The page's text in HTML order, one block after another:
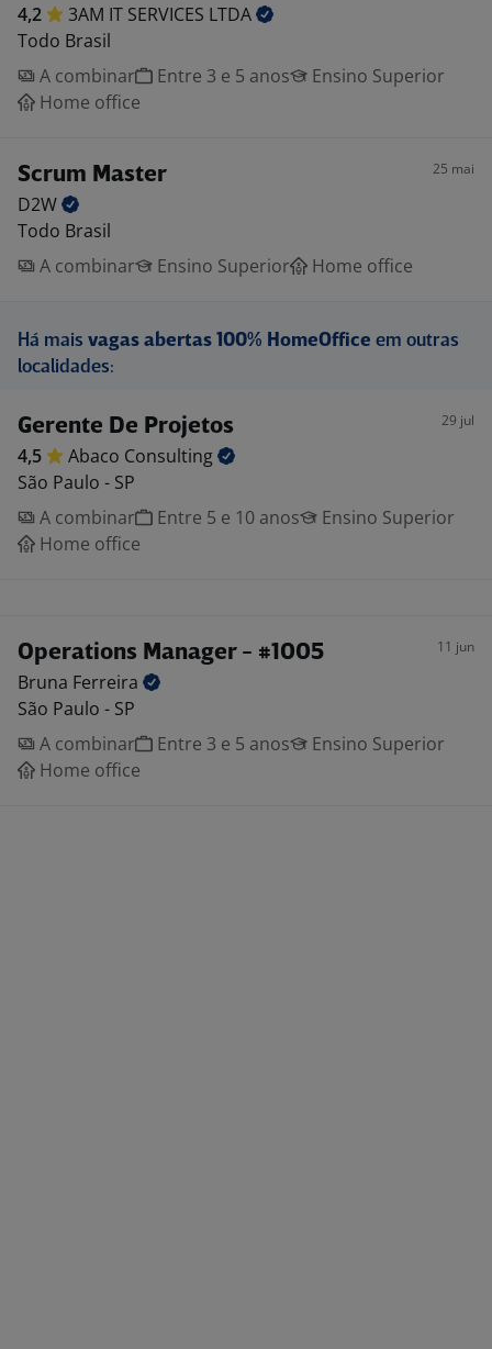
4,2 3AM IT SERVICES LTDA
Todo Brasil
A combinar
Entre 3 e 5 anos
Ensino Superior
Home office
Scrum Master 25 mai
D2W
Todo Brasil
A combinar
Ensino Superior Home office
Há mais vagas abertas 100% HomeOffice em outras
localidades:
Gerente De Projetos 29 jul
4,5 Abaco Consulting
São Paulo - SP
A combinar
Entre 5 e 10 anos
Ensino Superior
Home office
Operations Manager - #1005 11 jun
Bruna Ferreira
São Paulo - SP
A combinar
Entre 3 e 5 anos
Ensino Superior
Home office